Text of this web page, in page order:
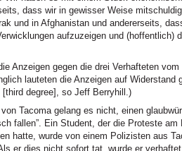
dass wir in gewisser Weise
und in Afghanistan und andererseits,
aufzuzeigen und (hoffentlich)
Anzeigen gegen die drei Verhafteten
lauteten die Anzeigen auf Widerstand
degree], so Jeff Berryhill.)
Tacoma gelang es nicht, einen
fallen”. Ein Student, der die Proteste
hatte, wurde von einem Polizisten aus
er dies nicht sofort tat, wurde er